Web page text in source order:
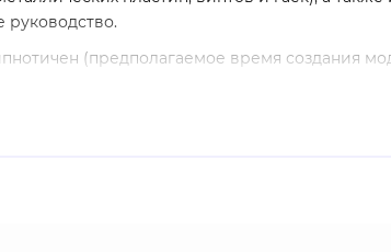
(предполагаемое время создания
завораживает своей величественной